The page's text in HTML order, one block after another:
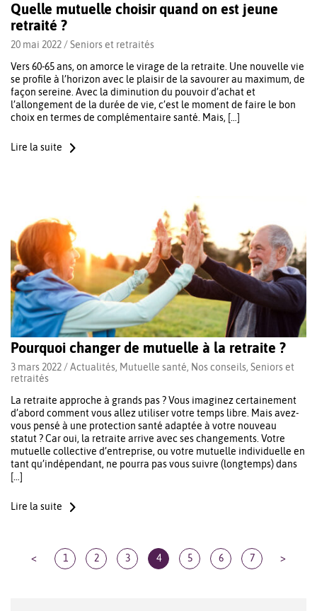
Quelle mutuelle choisir quand on est jeune
retraité ?
20 mai 2022 /Seniors et retraités
Vers 60-65 ans, on amorce le virage de la retraite. Une nouvelle vie
se profile à l’horizon avec le plaisir de la savourer au maximum, de
façon sereine. Avec la diminution du pouvoir d’achat et
l’allongement de la durée de vie, c’est le moment de faire le bon
choix en termes de complémentaire santé. Mais, […]
Lire la suite
Pourquoi changer de mutuelle à la retraite ?
3 mars 2022 /Actualités, Mutuelle santé, Nos conseils, Seniors et
retraités
La retraite approche à grands pas ? Vous imaginez certainement
d’abord comment vous allez utiliser votre temps libre. Mais avez-
vous pensé à une protection santé adaptée à votre nouveau
statut ? Car oui, la retraite arrive avec ses changements. Votre
mutuelle collective d’entreprise, ou votre mutuelle individuelle en
tant qu’indépendant, ne pourra pas vous suivre (longtemps) dans
[…]
Lire la suite
< 1 2 3 4 5 6 7 >